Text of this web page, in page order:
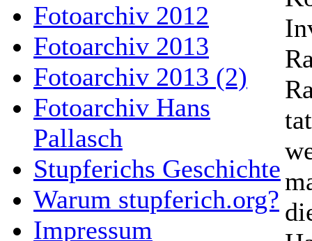
Fotoarchiv 2012
Fotoarchiv 2013
Fotoarchiv 2013 (2)
Fotoarchiv Hans
Pallasch
Stupferichs Geschichte
Warum stupferich.org?
Impressum